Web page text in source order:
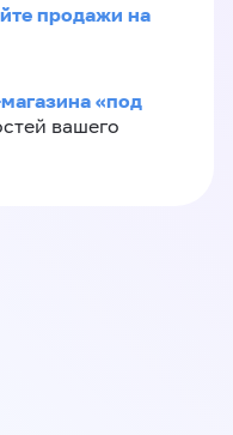
продажи на
«под
вашего